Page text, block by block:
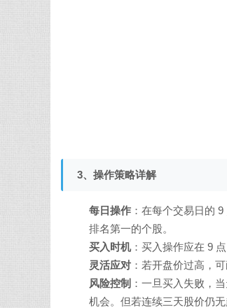
3、操作策略详解
每日操作 ：在每个交易日的
排名第一的个股。
买入时机：买入操作应在 9
灵活应对 ：若开盘价过高，
风险控制 ：一旦买入失败，
机会。但若连续三天股价仍